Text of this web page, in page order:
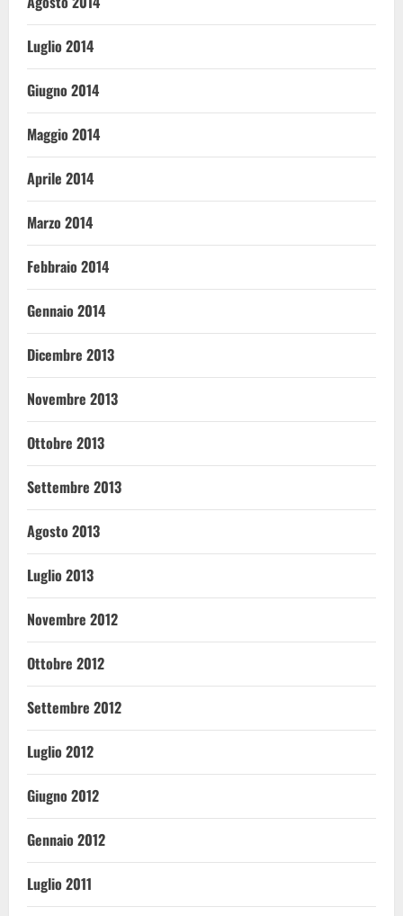
Luglio 2014
Giugno 2014
Maggio 2014
Aprile 2014
Marzo 2014
Febbraio 2014
Gennaio 2014
Dicembre 2013
Novembre 2013
Ottobre 2013
Settembre 2013
Agosto 2013
Luglio 2013
Novembre 2012
Ottobre 2012
Settembre 2012
Luglio 2012
Giugno 2012
Gennaio 2012
Luglio 2011